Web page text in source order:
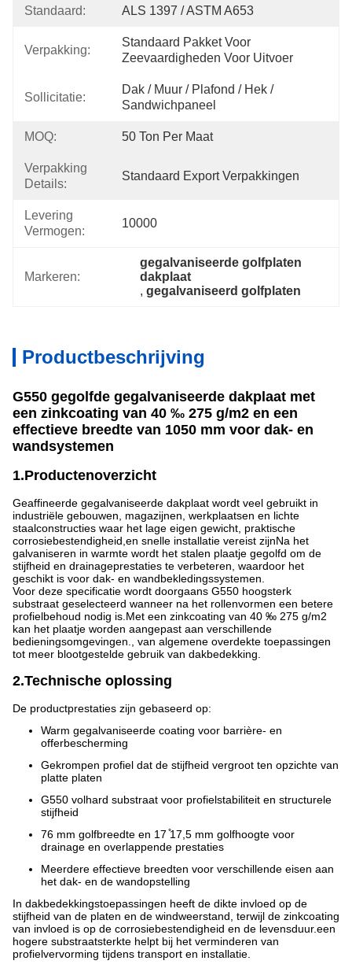
Standaard: ALS 1397 / ASTM A653
Verpakking:
Standaard Pakket Voor
Zeevaardigheden Voor Uitvoer
Sollicitatie:
Dak / Muur / Plafond / Hek /
Sandwichpaneel
MOQ: 50 Ton Per Maat
Verpakking
Details:
Standaard Export Verpakkingen
Levering
Vermogen:
10000
Markeren:
gegalvaniseerde golfplaten
dakplaat
, gegalvaniseerd golfplaten
Productbeschrijving
G550 gegolfde gegalvaniseerde dakplaat met
een zinkcoating van 40 ‰ 275 g/m2 en een
effectieve breedte van 1050 mm voor dak- en
wandsystemen
1.Productenoverzicht
Geaffineerde gegalvaniseerde dakplaat wordt veel gebruikt in
industriële gebouwen, magazijnen, werkplaatsen en lichte
staalconstructies waar het lage eigen gewicht, praktische
corrosiebestendigheid,en snelle installatie vereist zijnNa het
galvaniseren in warmte wordt het stalen plaatje gegolfd om de
stijfheid en drainageprestaties te verbeteren, waardoor het
geschikt is voor dak- en wandbekledingssystemen.
Voor deze specificatie wordt doorgaans G550 hoogsterk
substraat geselecteerd wanneer na het rollenvormen een betere
profielbehoud nodig is.Met een zinkcoating van 40 ‰ 275 g/m2
kan het plaatje worden aangepast aan verschillende
bedieningsomgevingen., van algemene overdekte toepassingen
tot meer blootgestelde gebruik van dakbedekking.
2.Technische oplossing
De productprestaties zijn gebaseerd op:
Warm gegalvaniseerde coating voor barrière- en
offerbescherming
Gekrompen profiel dat de stijfheid vergroot ten opzichte van
platte platen
G550 volhard substraat voor profielstabiliteit en structurele
stijfheid
76 mm golfbreedte en 17 ̊17,5 mm golfhoogte voor
drainage en overlappende prestaties
Meerdere effectieve breedten voor verschillende eisen aan
het dak- en de wandopstelling
In dakbedekkingstoepassingen heeft de dikte invloed op de
stijfheid van de platen en de windweerstand, terwijl de zinkcoating
van invloed is op de corrosiebestendigheid en de levensduur.een
hogere substraatsterkte helpt bij het verminderen van
profielvervorming tijdens transport en installatie.